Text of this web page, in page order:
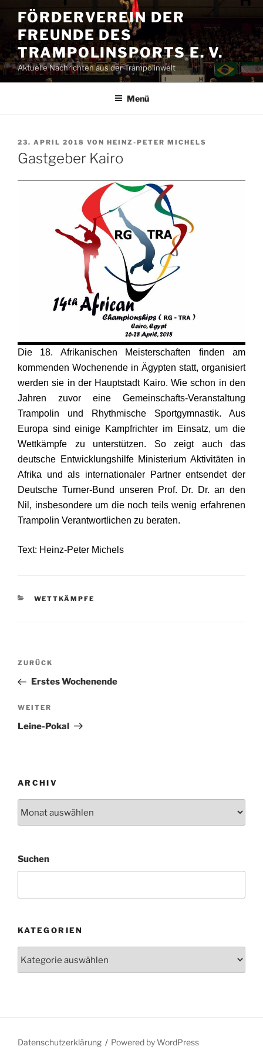
Inhalt
springen
FÖRDERVEREIN DER
FREUNDE DES
TRAMPOLINSPORTS E. V.
Aktuelle Nachrichten aus der Trampolinwelt
Menü
VERÖFFENTLICHT
AM
23. APRIL 2018 VON HEINZ-PETER MICHELS
Gastgeber Kairo
Die 18. Afrikanischen Meisterschaften finden am
kommenden Wochenende in Ägypten statt, organisiert
werden sie in der Hauptstadt Kairo. Wie schon in den
Jahren zuvor eine Gemeinschafts-Veranstaltung
Trampolin und Rhythmische Sportgymnastik. Aus
Europa sind einige Kampfrichter im Einsatz, um die
Wettkämpfe zu unterstützen. So zeigt auch das
deutsche Entwicklungshilfe Ministerium Aktivitäten in
Afrika und als internationaler Partner entsendet der
Deutsche Turner-Bund unseren Prof. Dr. Dr. an den
Nil, insbesondere um die noch teils wenig erfahrenen
Trampolin Verantwortlichen zu beraten.
Text: Heinz-Peter Michels
KATEGORIEN
WETTKÄMPFE
Beitragsnavigation
Vorheriger
Beitrag
ZURÜCK
Erstes Wochenende
Nächster
Beitrag
WEITER
Leine-Pokal
ARCHIV
Suchen
KATEGORIEN
Datenschutzerklärung Powered by WordPress